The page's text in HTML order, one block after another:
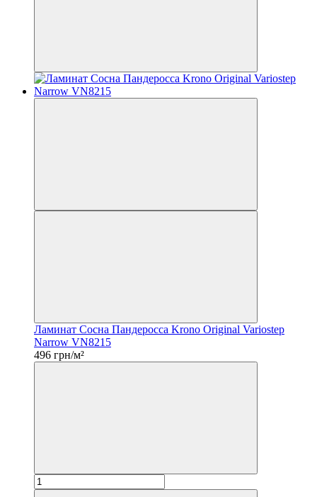
Ламинат Сосна Пандеросса Krono Original Variostep
Narrow VN8215
496 грн/м²